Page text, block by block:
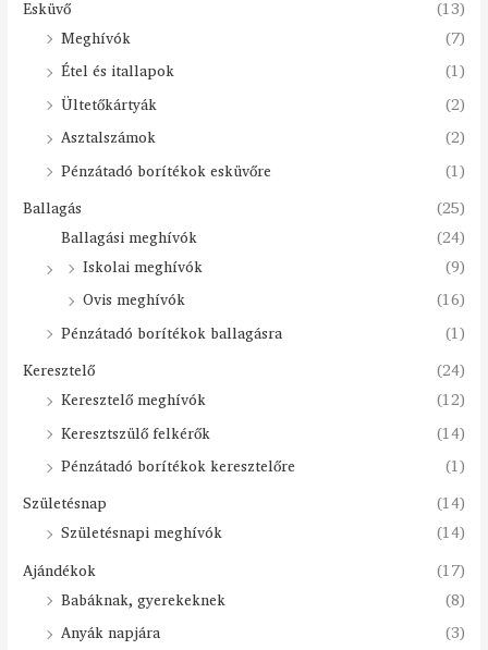
Esküvő
(13)
Meghívók
(7)
Étel és itallapok
(1)
Ültetőkártyák
(2)
Asztalszámok
(2)
Pénzátadó borítékok esküvőre
(1)
Ballagás
(25)
Ballagási meghívók
(24)
Iskolai meghívók
(9)
Ovis meghívók
(16)
Pénzátadó borítékok ballagásra
(1)
Keresztelő
(24)
Keresztelő meghívók
(12)
Keresztszülő felkérők
(14)
Pénzátadó borítékok keresztelőre
(1)
Születésnap
(14)
Születésnapi meghívók
(14)
Ajándékok
(17)
Babáknak, gyerekeknek
(8)
Anyák napjára
(3)